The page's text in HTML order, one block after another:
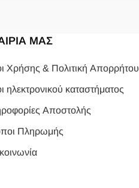
ΜΑΣ
Χρήσης & Πολιτική Απορρήτου
ηλεκτρονικού καταστήματος
Αποστολής
Πληρωμής